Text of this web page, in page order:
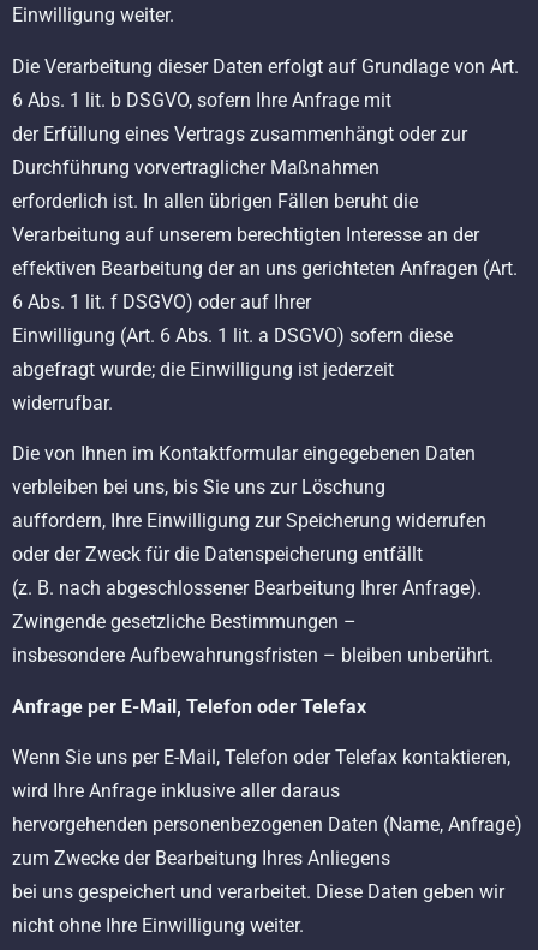
Einwilligung weiter.
Die Verarbeitung dieser Daten erfolgt auf Grundlage von Art.
6 Abs. 1 lit. b DSGVO, sofern Ihre Anfrage mit
der Erfüllung eines Vertrags zusammenhängt oder zur
Durchführung vorvertraglicher Maßnahmen
erforderlich ist. In allen übrigen Fällen beruht die
Verarbeitung auf unserem berechtigten Interesse an der
effektiven Bearbeitung der an uns gerichteten Anfragen (Art.
6 Abs. 1 lit. f DSGVO) oder auf Ihrer
Einwilligung (Art. 6 Abs. 1 lit. a DSGVO) sofern diese
abgefragt wurde; die Einwilligung ist jederzeit
widerrufbar.
Die von Ihnen im Kontaktformular eingegebenen Daten
verbleiben bei uns, bis Sie uns zur Löschung
auffordern, Ihre Einwilligung zur Speicherung widerrufen
oder der Zweck für die Datenspeicherung entfällt
(z. B. nach abgeschlossener Bearbeitung Ihrer Anfrage).
Zwingende gesetzliche Bestimmungen –
insbesondere Aufbewahrungsfristen – bleiben unberührt.
Anfrage per E-Mail, Telefon oder Telefax
Wenn Sie uns per E-Mail, Telefon oder Telefax kontaktieren,
wird Ihre Anfrage inklusive aller daraus
hervorgehenden personenbezogenen Daten (Name, Anfrage)
zum Zwecke der Bearbeitung Ihres Anliegens
bei uns gespeichert und verarbeitet. Diese Daten geben wir
nicht ohne Ihre Einwilligung weiter.